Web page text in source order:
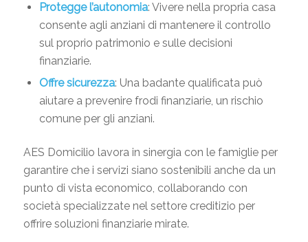
Protegge l’autonomia: Vivere nella propria casa
consente agli anziani di mantenere il controllo
sul proprio patrimonio e sulle decisioni
finanziarie.
Offre sicurezza: Una badante qualificata può
aiutare a prevenire frodi finanziarie, un rischio
comune per gli anziani.
AES Domicilio lavora in sinergia con le famiglie per
garantire che i servizi siano sostenibili anche da un
punto di vista economico, collaborando con
società specializzate nel settore creditizio per
offrire soluzioni finanziarie mirate.